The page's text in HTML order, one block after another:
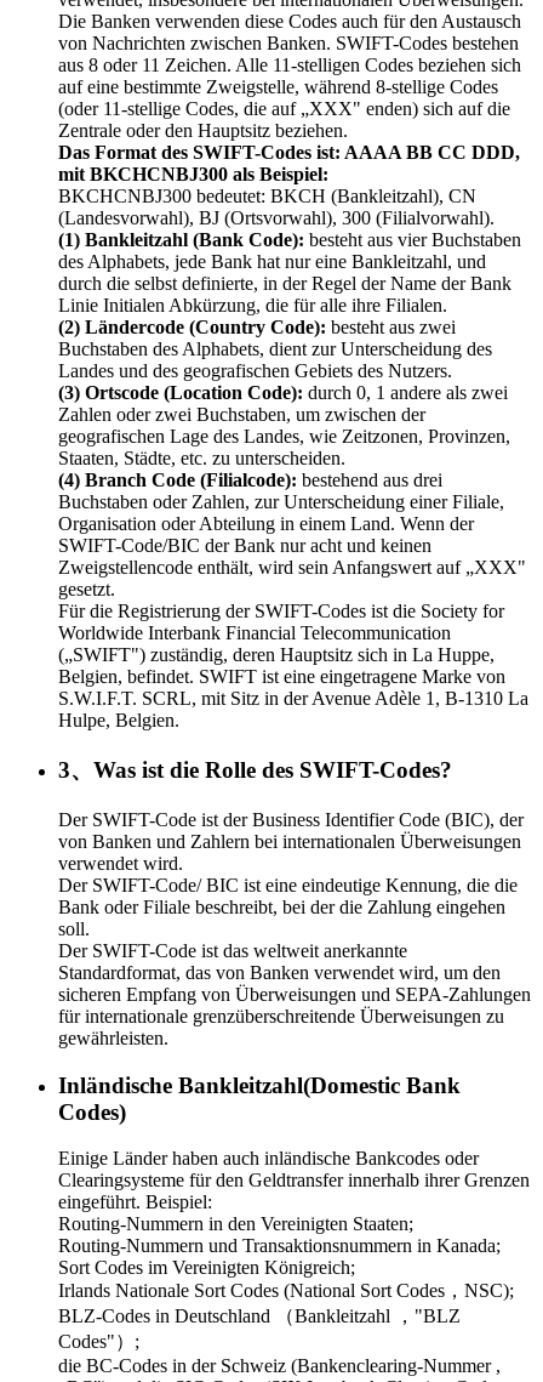
Die Banken verwenden diese Codes auch für den Austausch
von Nachrichten zwischen Banken. SWIFT-Codes bestehen
aus 8 oder 11 Zeichen. Alle 11-stelligen Codes beziehen sich
auf eine bestimmte Zweigstelle, während 8-stellige Codes
(oder 11-stellige Codes, die auf „XXX" enden) sich auf die
Zentrale oder den Hauptsitz beziehen.
Das Format des SWIFT-Codes ist: AAAA BB CC DDD,
mit BKCHCNBJ300 als Beispiel:
BKCHCNBJ300 bedeutet: BKCH (Bankleitzahl), CN
(Landesvorwahl), BJ (Ortsvorwahl), 300 (Filialvorwahl).
(1) Bankleitzahl (Bank Code): besteht aus vier Buchstaben
des Alphabets, jede Bank hat nur eine Bankleitzahl, und
durch die selbst definierte, in der Regel der Name der Bank
Linie Initialen Abkürzung, die für alle ihre Filialen.
(2) Ländercode (Country Code): besteht aus zwei
Buchstaben des Alphabets, dient zur Unterscheidung des
Landes und des geografischen Gebiets des Nutzers.
(3) Ortscode (Location Code): durch 0, 1 andere als zwei
Zahlen oder zwei Buchstaben, um zwischen der
geografischen Lage des Landes, wie Zeitzonen, Provinzen,
Staaten, Städte, etc. zu unterscheiden.
(4) Branch Code (Filialcode): bestehend aus drei
Buchstaben oder Zahlen, zur Unterscheidung einer Filiale,
Organisation oder Abteilung in einem Land. Wenn der
SWIFT-Code/BIC der Bank nur acht und keinen
Zweigstellencode enthält, wird sein Anfangswert auf „XXX"
gesetzt.
Für die Registrierung der SWIFT-Codes ist die Society for
Worldwide Interbank Financial Telecommunication
(„SWIFT") zuständig, deren Hauptsitz sich in La Huppe,
Belgien, befindet. SWIFT ist eine eingetragene Marke von
S.W.I.F.T. SCRL, mit Sitz in der Avenue Adèle 1, B-1310 La
Hulpe, Belgien.
3、Was ist die Rolle des SWIFT-Codes?
Der SWIFT-Code ist der Business Identifier Code (BIC), der
von Banken und Zahlern bei internationalen Überweisungen
verwendet wird.
Der SWIFT-Code/ BIC ist eine eindeutige Kennung, die die
Bank oder Filiale beschreibt, bei der die Zahlung eingehen
soll.
Der SWIFT-Code ist das weltweit anerkannte
Standardformat, das von Banken verwendet wird, um den
sicheren Empfang von Überweisungen und SEPA-Zahlungen
für internationale grenzüberschreitende Überweisungen zu
gewährleisten.
Inländische Bankleitzahl(Domestic Bank
Codes)
Einige Länder haben auch inländische Bankcodes oder
Clearingsysteme für den Geldtransfer innerhalb ihrer Grenzen
eingeführt. Beispiel:
Routing-Nummern in den Vereinigten Staaten;
Routing-Nummern und Transaktionsnummern in Kanada;
Sort Codes im Vereinigten Königreich;
Irlands Nationale Sort Codes (National Sort Codes，NSC);
BLZ-Codes in Deutschland （Bankleitzahl ，"BLZ
Codes"）;
die BC-Codes in der Schweiz (Bankenclearing-Nummer ,